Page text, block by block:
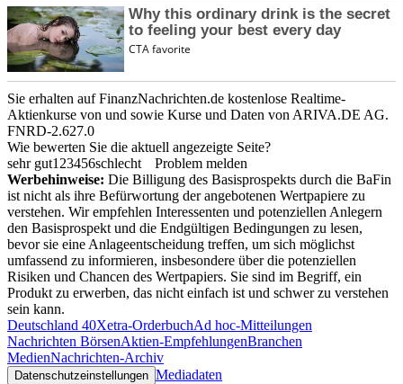
Sie erhalten auf FinanzNachrichten.de kostenlose Realtime-
Aktienkurse von und sowie Kurse und Daten von ARIVA.DE AG.
FNRD-2.627.0
Wie bewerten Sie die aktuell angezeigte Seite?
sehr gut1 23456schlecht
Problem melden
Werbehinweise: Die Billigung des Basisprospekts durch die BaFin
ist nicht als ihre Befürwortung der angebotenen Wertpapiere zu
verstehen. Wir empfehlen Interessenten und potenziellen Anlegern
den Basisprospekt und die Endgültigen Bedingungen zu lesen,
bevor sie eine Anlageentscheidung treffen, um sich möglichst
umfassend zu informieren, insbesondere über die potenziellen
Risiken und Chancen des Wertpapiers. Sie sind im Begriff, ein
Produkt zu erwerben, das nicht einfach ist und schwer zu verstehen
sein kann.
Deutschland 40Xetra-OrderbuchAd hoc-Mitteilungen
Nachrichten BörsenAktien-EmpfehlungenBranchen
MedienNachrichten-Archiv
Datenschutzeinstellungen Mediadaten